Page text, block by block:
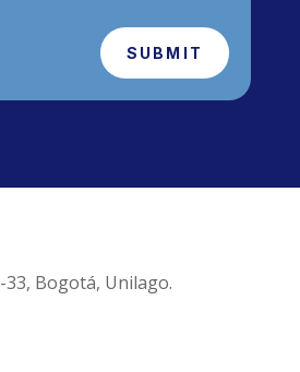
SUBMIT
Bogotá, Unilago.